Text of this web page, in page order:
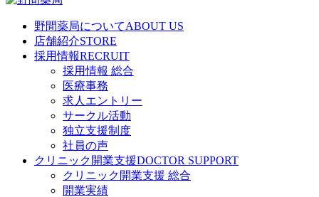
野間薬局についてABOUT US
店舗紹介STORE
採用情報RECRUIT
採用情報 総合
医療事務
求人エントリー
サークル活動
独立支援制度
社員の声
クリニック開業支援DOCTOR SUPPORT
クリニック開業支援 総合
開業実績